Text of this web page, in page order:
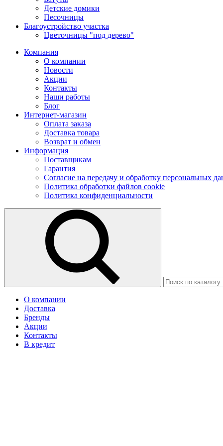
Детские домики
Песочницы
Благоустройство участка
Цветочницы "под дерево"
Компания
О компании
Новости
Акции
Контакты
Наши работы
Блог
Интернет-магазин
Оплата заказа
Доставка товара
Возврат и обмен
Информация
Поставщикам
Гарантия
Согласие на передачу и обработку персональных
Политика обработки файлов cookie
Политика конфиденциальности
О компании
Доставка
Бренды
Акции
Контакты
В кредит